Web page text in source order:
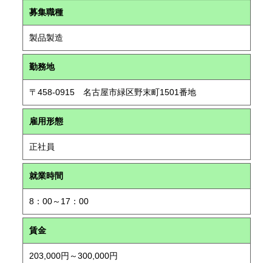
募集職種
製品製造
勤務地
〒458-0915 名古屋市緑区野末町1501番地
雇用形態
正社員
就業時間
8：00～17：00
賃金
203,000円～300,000円